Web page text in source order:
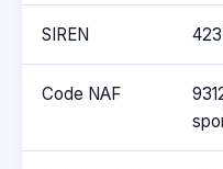
SIREN
Code NAF